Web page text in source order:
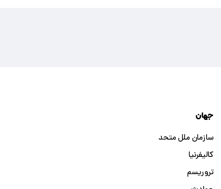
جهان
سازمان ملل متحد
کالیفرنیا
تروریسم